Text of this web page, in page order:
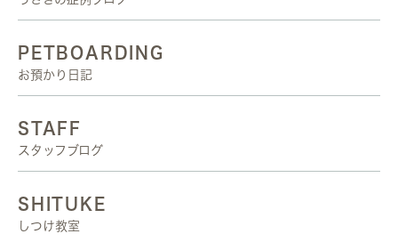
PETBOARDING
お預かり日記
STAFF
スタッフブログ
SHITUKE
しつけ教室